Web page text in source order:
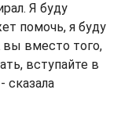
Я буду
помочь, я буду
вы вместо того,
вступайте в
сказала